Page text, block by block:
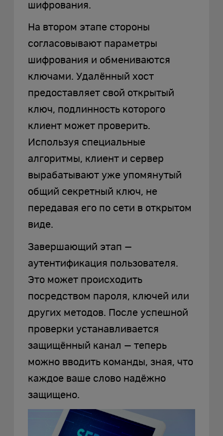
шифрования.
На втором этапе стороны
согласовывают параметры
шифрования и обмениваются
ключами. Удалённый хост
предоставляет свой открытый
ключ, подлинность которого
клиент может проверить.
Используя специальные
алгоритмы, клиент и сервер
вырабатывают уже упомянутый
общий секретный ключ, не
передавая его по сети в открытом
виде.
Завершающий этап —
аутентификация пользователя.
Это может происходить
посредством пароля, ключей или
других методов. После успешной
проверки устанавливается
защищённый канал — теперь
можно вводить команды, зная, что
каждое ваше слово надёжно
защищено.